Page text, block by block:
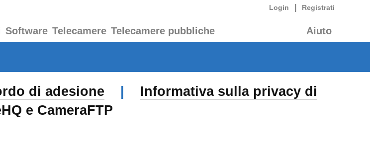
Login Registrati
Software Telecamere Telecamere pubbliche Aiuto
di adesione | Informativa sulla privacy di
e CameraFTP